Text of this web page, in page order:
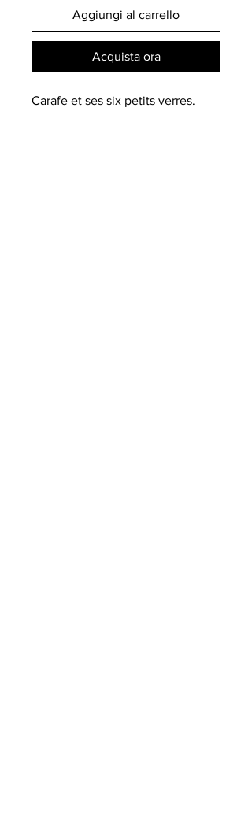
Aggiungi al carrello
Acquista ora
Carafe et ses six petits verres.